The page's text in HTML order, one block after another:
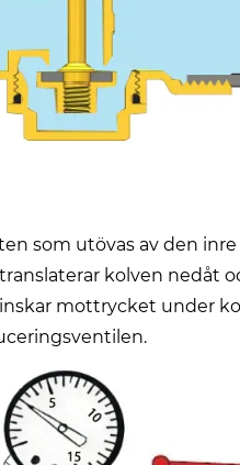
som utövas av den
kolven nedåt
mottrycket under